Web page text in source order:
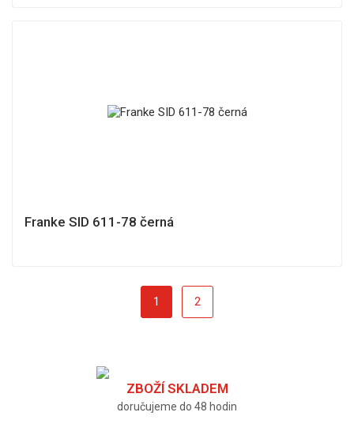
Franke SID 611-78 černá
1 2
ZBOŽÍ SKLADEM
doručujeme do 48 hodin